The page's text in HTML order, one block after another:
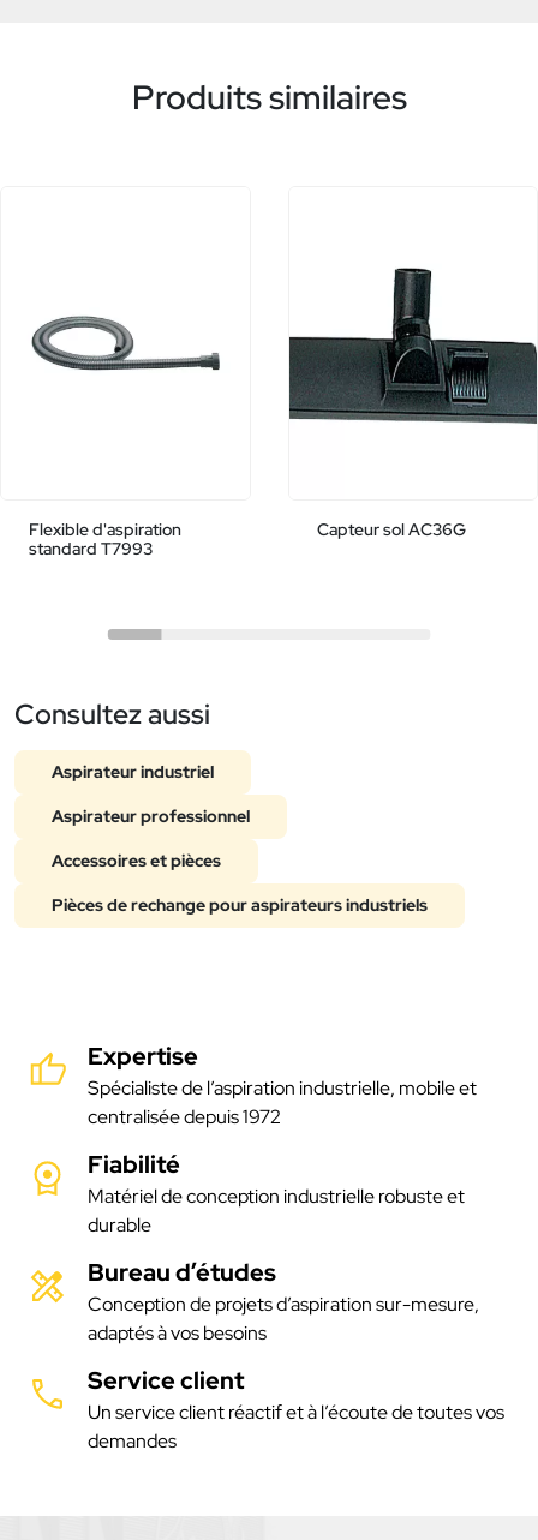
Produits similaires
Flexible d'aspiration
standard T7993
Capteur sol AC36G
Consultez aussi
Aspirateur industriel
Aspirateur professionnel
Accessoires et pièces
Pièces de rechange pour aspirateurs industriels
Expertise
Spécialiste de l’aspiration industrielle, mobile et
centralisée depuis 1972
Fiabilité
Matériel de conception industrielle robuste et
durable
Bureau d’études
Conception de projets d’aspiration sur-mesure,
adaptés à vos besoins
Service client
Un service client réactif et à l’écoute de toutes vos
demandes